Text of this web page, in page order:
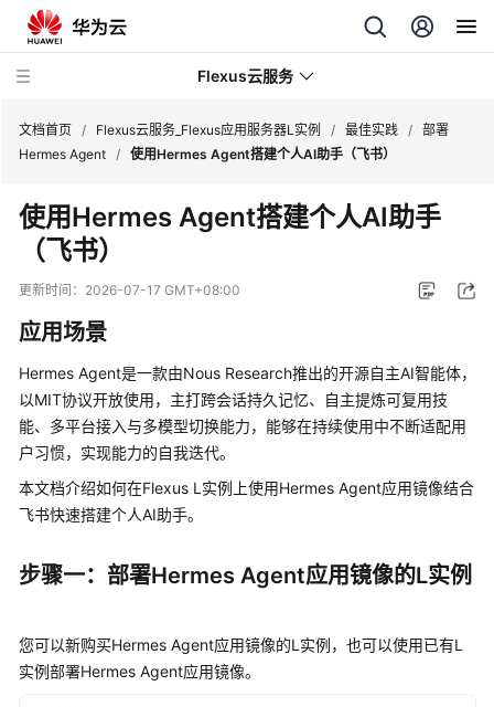
Flexus云服务
最
新
态
产
品
介
绍
快
速
门
户
指
文档首页 / Flexus云服务_Flexus应用服务器L实例 / 最佳实践 / 部署
Hermes Agent / 使用Hermes Agent搭建个人AI助手（飞书）
使用Hermes Agent搭建个人AI助手
（飞书）
更新时间： 2026-07-17 GMT+08:00
应用场景
Hermes Agent是一款由Nous Research推出的开源自主AI智能体，
以MIT协议开放使用，主打跨会话持久记忆、自主提炼可复用技
能、多平台接入与多模型切换能力，能够在持续使用中不断适配用
户习惯，实现能力的自我迭代。
本文档介绍如何在Flexus L实例上使用Hermes Agent应用镜像结合
飞书快速搭建个人AI助手。
步骤一：部署Hermes Agent应用镜像的L实例
您可以新购买Hermes Agent应用镜像的L实例，也可以使用已有L
实例部署Hermes Agent应用镜像。